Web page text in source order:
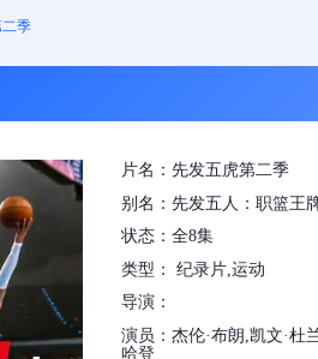
季
片名：先发五虎第二季
别名：先发五人：职篮王
状态：全8集
类型： 纪录片,运动
导演：
演员：杰伦·布朗,凯文·杜
哈登